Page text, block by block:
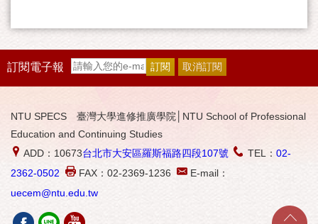
訂閱電子報
NTU SPECS 臺灣大學進修推廣學院│NTU School of Professional
Education and Continuing Studies
ADD：10673台北市大安區羅斯福路四段107號 TEL： 02-
2362-0502
FAX：02-2369-1236
E-mail：
uecem@ntu.edu.tw